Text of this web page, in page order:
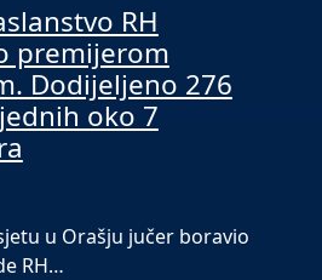
RH
premijerom
Dodijeljeno 276
oko 7
u Orašju jučer boravio
RH…